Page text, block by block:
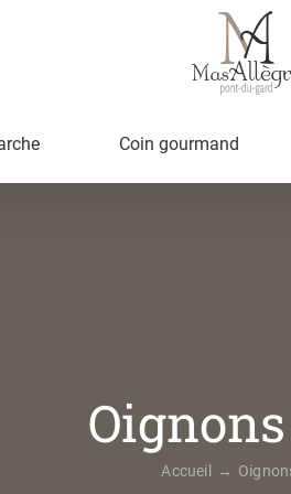
Coin gourmand
Accueil